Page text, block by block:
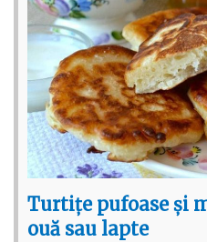
Turtițe pufoase și
ouă sau lapte